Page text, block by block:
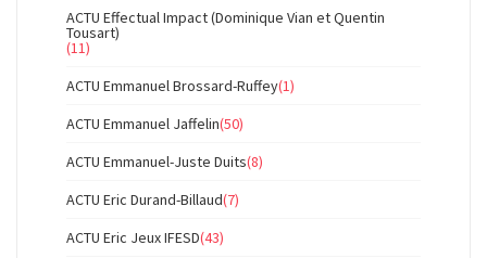
ACTU Effectual Impact (Dominique Vian et Quentin
Tousart)
(11)
ACTU Emmanuel Brossard-Ruffey(1)
ACTU Emmanuel Jaffelin(50)
ACTU Emmanuel-Juste Duits(8)
ACTU Eric Durand-Billaud(7)
ACTU Eric Jeux IFESD(43)